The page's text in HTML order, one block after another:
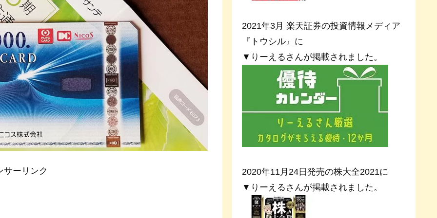
サーリンク
2021年3月 楽天証券の投資情報メディア
『トウシル』に
▼りーえるさんが掲載されました。
2020年11月24日発売の株大全2021に
▼りーえるさんが掲載されました。